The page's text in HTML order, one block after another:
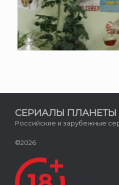
СЕРИАЛЫ ПЛАНЕТЫ
Российские и зарубежные
©2026